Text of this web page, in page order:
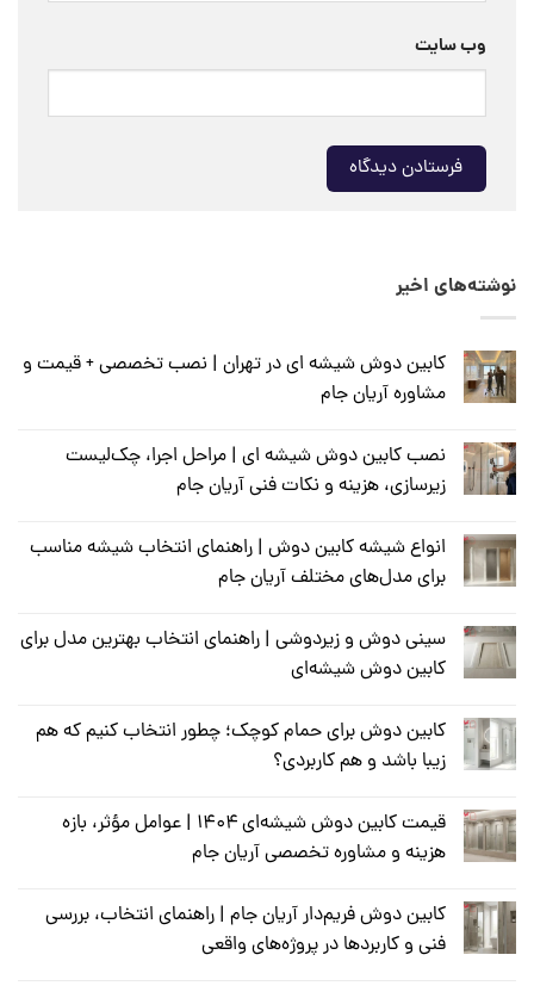
وب‌ سایت
نوشته‌های اخیر
کابین دوش شیشه ای در تهران | نصب تخصصی + قیمت و
مشاوره آریان جام
نصب کابین دوش شیشه ای | مراحل اجرا، چک‌لیست
زیرسازی، هزینه و نکات فنی آریان جام
انواع شیشه کابین دوش | راهنمای انتخاب شیشه مناسب
برای مدل‌های مختلف آریان جام
سینی دوش و زیر‌دوشی | راهنمای انتخاب بهترین مدل برای
کابین دوش شیشه‌ای
کابین دوش برای حمام کوچک؛ چطور انتخاب کنیم که هم
زیبا باشد و هم کاربردی؟
قیمت کابین دوش شیشه‌ای ۱۴۰۴ | عوامل مؤثر، بازه
هزینه و مشاوره تخصصی آریان جام
کابین دوش فریم‌دار آریان جام | راهنمای انتخاب، بررسی
فنی و کاربردها در پروژه‌های واقعی